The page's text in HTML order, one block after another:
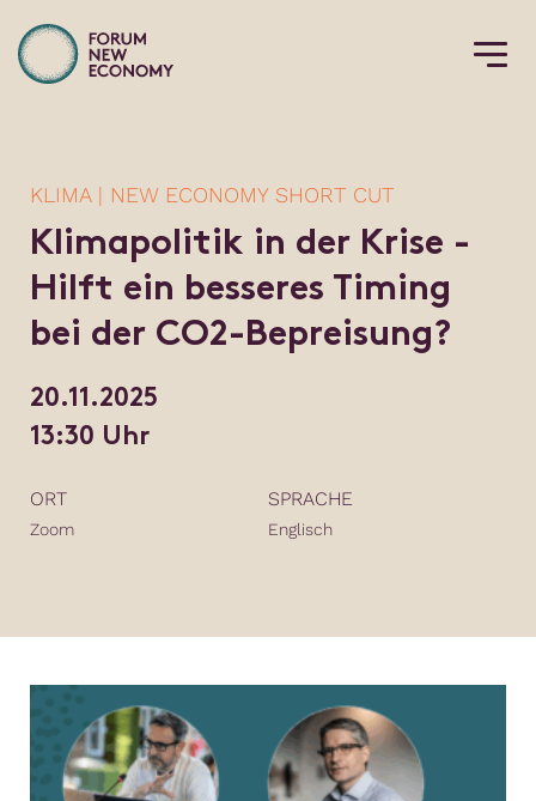
KLIMA | NEW ECONOMY SHORT CUT
Klimapolitik in der Krise -
Hilft ein besseres Timing
bei der CO2-Bepreisung?
20.11.2025
13:30 Uhr
ORT
Zoom
SPRACHE
Englisch